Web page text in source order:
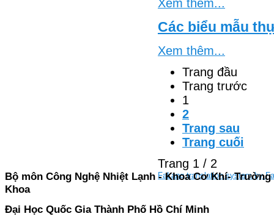
Xem thêm...
Các biểu mẫu
Xem thêm...
Trang đầu
Trang trước
1
2
Trang sau
Trang cuối
Trang 1 / 2
FaLang translation system by
Bộ môn Công Nghệ Nhiệt Lạnh - Khoa Cơ Khí-
Khoa
Đại Học Quốc Gia Thành Phố Hồ Chí Minh